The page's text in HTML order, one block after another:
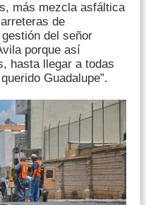
más mezcla asfáltica
de
del señor
porque así
hasta llegar a todas
Guadalupe”.